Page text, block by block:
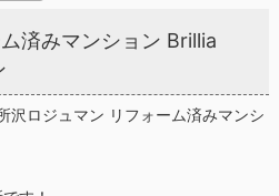
済みマンション Brillia
沢ロジュマン リフォーム済みマンシ